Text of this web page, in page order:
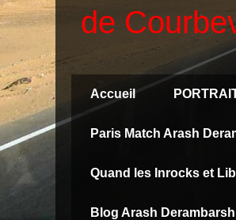
de
Accueil
Paris Match Arash
Quand les Inrocks et
Blog Arash